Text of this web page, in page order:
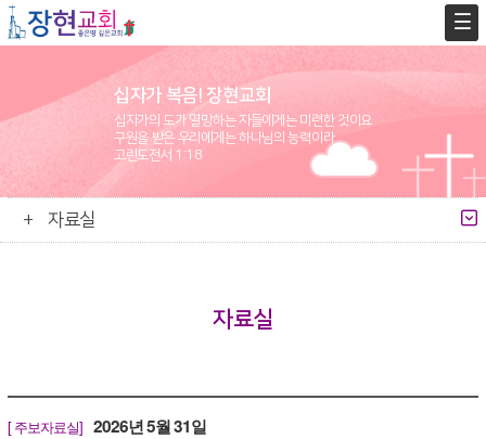
십자가 복음! 장현교회
십자가의 도가 멸망하는 자들에게는 미련한 것이요
구원을 받은 우리에게는 하나님의 능력이라
고린도전서 1:18
자료실
자료실
[ 주보자료실] 2026년 5월 31일